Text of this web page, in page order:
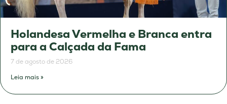
Holandesa Vermelha e Branca entra
para a Calçada da Fama
7 de agosto de 2026
Leia mais »